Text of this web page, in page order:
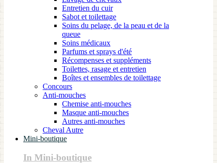
Entretien du cuir
Sabot et toilettage
Soins du pelage, de la peau et de la
queue
Soins médicaux
Parfums et sprays d'été
Récompenses et suppléments
Toilettes, rasage et entretien
Boîtes et ensembles de toilettage
Concours
Anti-mouches
Chemise anti-mouches
Masque anti-mouches
Autres anti-mouches
Cheval Autre
Mini-boutique
In Mini-boutique